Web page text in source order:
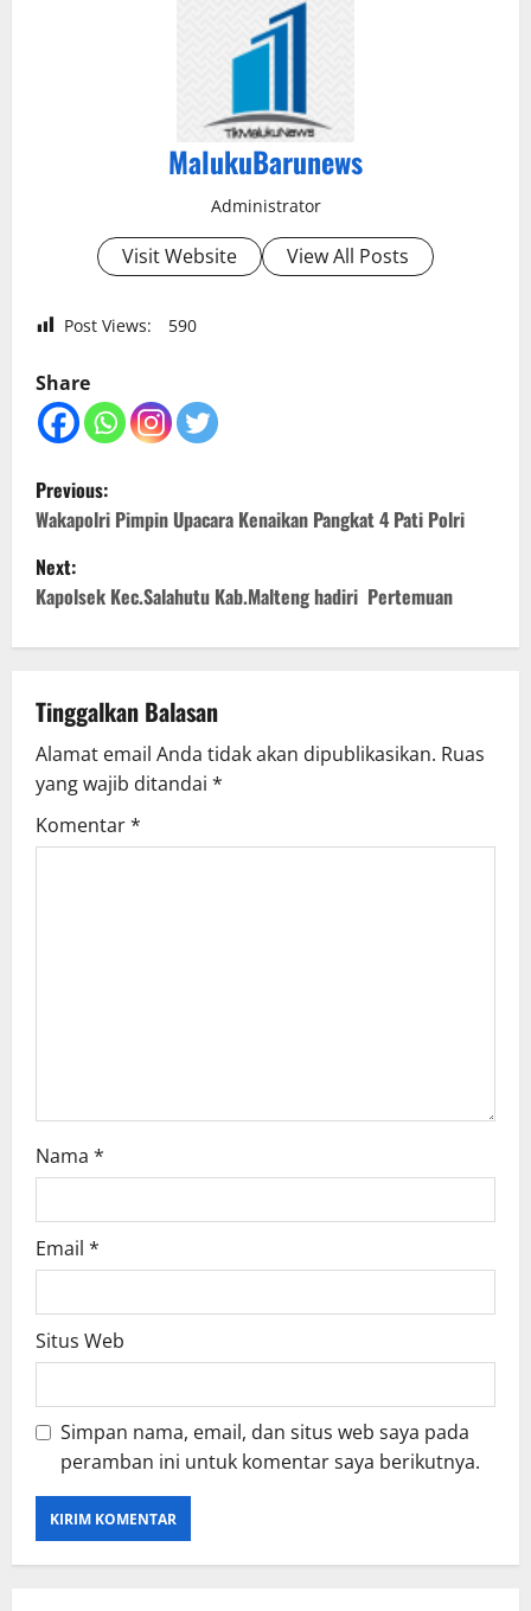
MalukuBarunews
Administrator
Visit Website View All Posts
Post Views: 590
Share
P
o
s
a
v
i
n
Previous:
Wakapolri Pimpin Upacara Kenaikan Pangkat 4 Pati Polri
Next:
Kapolsek Kec.Salahutu Kab.Malteng hadiri Pertemuan
Tinggalkan Balasan
Alamat email Anda tidak akan dipublikasikan. Ruas
yang wajib ditandai *
Komentar*
Nama *
Email *
Situs Web
Simpan nama, email, dan situs web saya pada
peramban ini untuk komentar saya berikutnya.